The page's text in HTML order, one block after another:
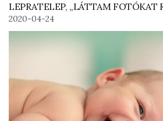
LEPRATELEP, „LÁTTAM FOTÓKAT
2020-04-24